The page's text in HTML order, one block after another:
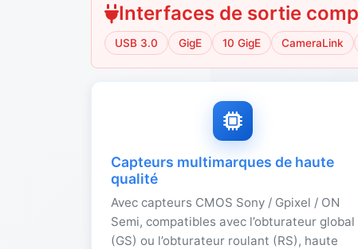
Interfaces de sortie
USB 3.0 GigE 10 GigE CameraLink
Capteurs multimarques de haute
qualité
Avec capteurs CMOS Sony / Gpixel / ON
Semi, compatibles avec l’obturateur global
(GS) ou l’obturateur roulant (RS), haute